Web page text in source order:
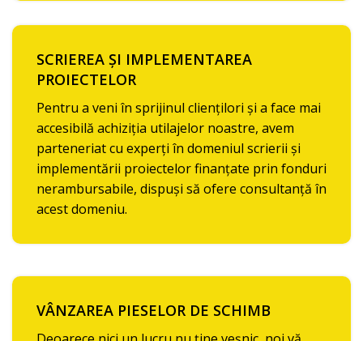
SCRIEREA ȘI IMPLEMENTAREA
PROIECTELOR
Pentru a veni în sprijinul cliențilori și a face mai
accesibilă achiziția utilajelor noastre, avem
parteneriat cu experți în domeniul scrierii și
implementării proiectelor finanțate prin fonduri
nerambursabile, dispuși să ofere consultanță în
acest domeniu.
VÂNZAREA PIESELOR DE SCHIMB